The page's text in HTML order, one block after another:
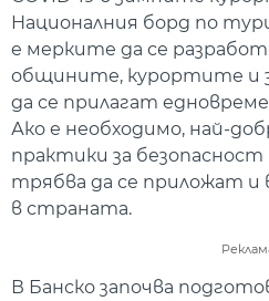
Националния борд по
е мерките да се
общините, курортите и
да се прилагат
Ако е необходимо, най-
практики за
трябва да се приложат и
в страната.
В Банско започва